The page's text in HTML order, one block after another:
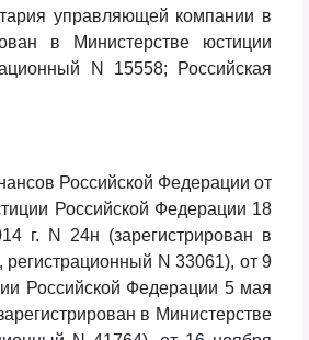
управляющей компании в
в Министерстве юстиции
N 15558; Российская
Российской Федерации от
Российской Федерации 18
г. N 24н (зарегистрирован в
N 33061), от 9
Российской Федерации 5 мая
в Министерстве